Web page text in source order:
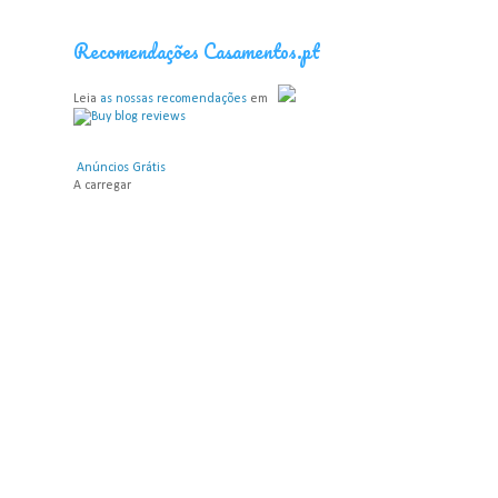
Recomendações Casamentos.pt
Leia as nossas recomendações em
Anúncios Grátis
A carregar